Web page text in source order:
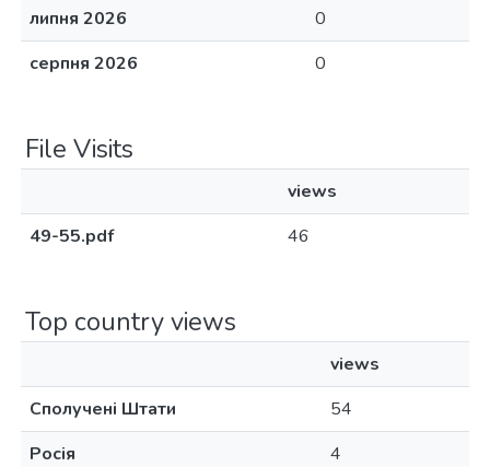
липня 2026
0
серпня 2026
0
File Visits
views
49-55.pdf
46
Top country views
views
Сполучені Штати
54
Росія
4